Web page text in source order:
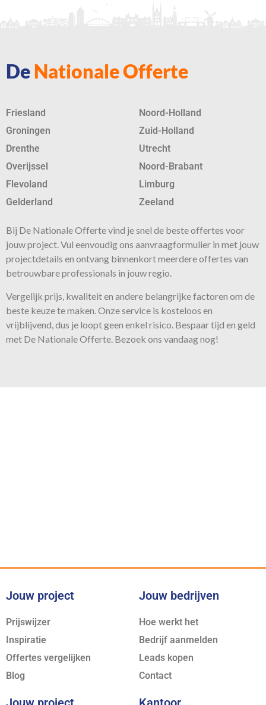
De Nationale Offerte
Friesland
Groningen
Drenthe
Overijssel
Flevoland
Gelderland
Noord-Holland
Zuid-Holland
Utrecht
Noord-Brabant
Limburg
Zeeland
Bij De Nationale Offerte vind je snel de besteoffertes voor
jouw project. Vul eenvoudig ons aanvraagformulier in met jouw
projectdetails en ontvang binnenkort meerdere offertes van
betrouwbare professionals in jouw regio.
Vergelijk prijs, kwaliteit en andere belangrijke factoren om de
beste keuze te maken. Onzeservice is kosteloos en
vrijblijvend, dus je loopt geen enkel risico. Bespaar tijd en geld
met De Nationale Offerte. Bezoek ons vandaag nog!
Jouw project
Prijswijzer
Inspiratie
Offertes vergelijken
Blog
Jouw bedrijven
Hoe werkt het
Bedrijf aanmelden
Leads kopen
Contact